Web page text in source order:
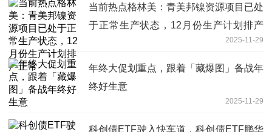
当前热点格林美：青美邦镍资源项目已处
于正常生产状态，12月份生产计划排产
2025-11-29
年终大促划重点，跟着「藏爆图」备战年
终好生意
2025-11-29
科创债ETF驶入快车道，科创债ETF鹏华